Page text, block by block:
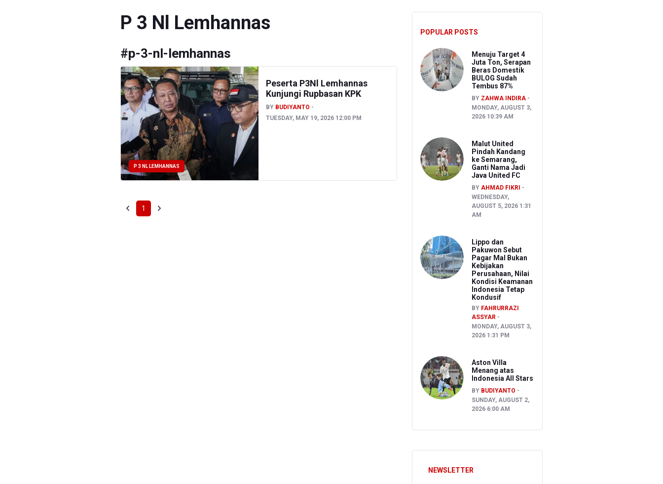
P 3 Nl Lemhannas
#p-3-nl-lemhannas
P 3 NL LEMHANNAS
Peserta P3Nl Lemhannas
Kunjungi Rupbasan KPK
BY BUDIYANTO
TUESDAY, MAY 19, 2026 12:00 PM
1
POPULAR POSTS
Menuju Target 4
Juta Ton, Serapan
Beras Domestik
BULOG Sudah
Tembus 87%
BY ZAHWA INDIRA
MONDAY, AUGUST 3,
2026 10:39 AM
Malut United
Pindah Kandang
ke Semarang,
Ganti Nama Jadi
Java United FC
BY AHMAD FIKRI
WEDNESDAY,
AUGUST 5, 2026 1:31
AM
Lippo dan
Pakuwon Sebut
Pagar Mal Bukan
Kebijakan
Perusahaan, Nilai
Kondisi Keamanan
Indonesia Tetap
Kondusif
BY FAHRURRAZI
ASSYAR
MONDAY, AUGUST 3,
2026 1:31 PM
Aston Villa
Menang atas
Indonesia All Stars
BY BUDIYANTO
SUNDAY, AUGUST 2,
2026 6:00 AM
NEWSLETTER